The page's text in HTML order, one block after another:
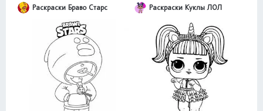
Раскраски Браво Старс Раскраски Куклы ЛОЛ